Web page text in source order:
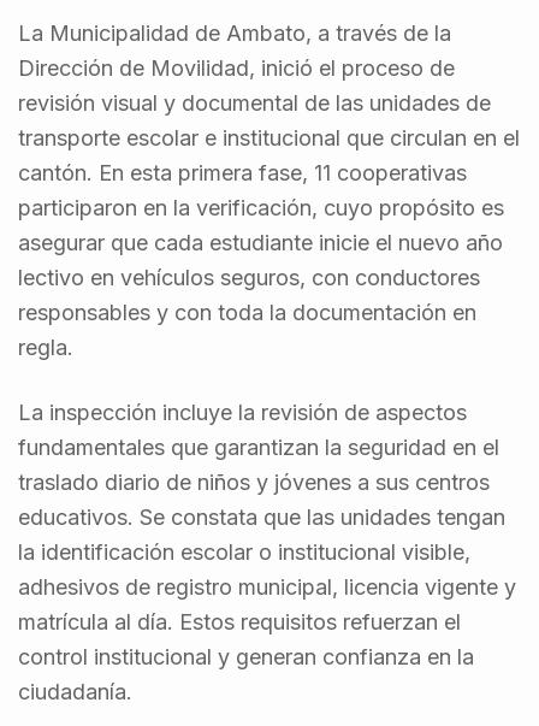
La Municipalidad de Ambato, a través de la
Dirección de Movilidad, inició el proceso de
revisión visual y documental de las unidades de
transporte escolar e institucional que circulan en el
cantón. En esta primera fase, 11 cooperativas
participaron en la verificación, cuyo propósito es
asegurar que cada estudiante inicie el nuevo año
lectivo en vehículos seguros, con conductores
responsables y con toda la documentación en
regla.
La inspección incluye la revisión de aspectos
fundamentales que garantizan la seguridad en el
traslado diario de niños y jóvenes a sus centros
educativos. Se constata que las unidades tengan
la identificación escolar o institucional visible,
adhesivos de registro municipal, licencia vigente y
matrícula al día. Estos requisitos refuerzan el
control institucional y generan confianza en la
ciudadanía.